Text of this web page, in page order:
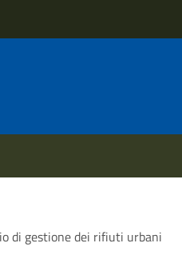
di gestione dei rifiuti urbani